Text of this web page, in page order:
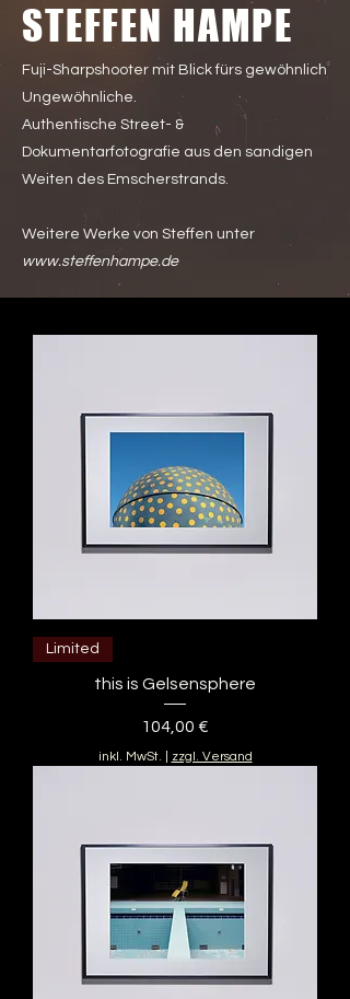
STEFFEN HAMPE
Fuji-Sharpshooter mit Blick fürs gewöhnlich
Ungewöhnliche.
Authentische Street- &
Dokumentarfotografie aus den sandigen
Weiten des Emscherstrands.
Weitere Werke von Steffen unter
www.steffenhampe.de
Limited
this is Gelsensphere
Preis
104,00 €
inkl. MwSt. zzgl. Versand